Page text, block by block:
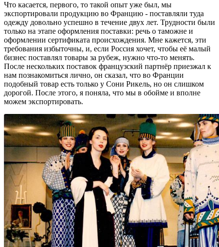
Что касается, первого, то такой опыт уже был, мы
экспортировали продукцию во Францию - поставляли туда
одежду довольно успешно в течение двух лет. Трудности были
только на этапе оформления поставки: речь о таможне и
оформлении сертификата происхождения. Мне кажется, эти
требования избыточны, и, если Россия хочет, чтобы её малый
бизнес поставлял товары за рубеж, нужно что-то менять.
После нескольких поставок французский партнёр приезжал к
нам познакомиться лично, он сказал, что во Франции
подобный товар есть только у Сони Рикель, но он слишком
дорогой. После этого, я поняла, что мы в обойме и вполне
можем экспортировать.